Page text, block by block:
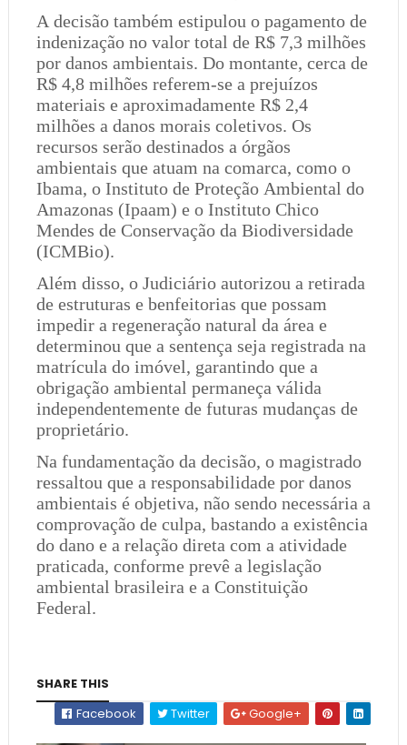
A decisão também estipulou o pagamento de
indenização no valor total de R$ 7,3 milhões
por danos ambientais. Do montante, cerca de
R$ 4,8 milhões referem-se a prejuízos
materiais e aproximadamente R$ 2,4
milhões a danos morais coletivos. Os
recursos serão destinados a órgãos
ambientais que atuam na comarca, como o
Ibama, o Instituto de Proteção Ambiental do
Amazonas (Ipaam) e o Instituto Chico
Mendes de Conservação da Biodiversidade
(ICMBio).
Além disso, o Judiciário autorizou a retirada
de estruturas e benfeitorias que possam
impedir a regeneração natural da área e
determinou que a sentença seja registrada na
matrícula do imóvel, garantindo que a
obrigação ambiental permaneça válida
independentemente de futuras mudanças de
proprietário.
Na fundamentação da decisão, o magistrado
ressaltou que a responsabilidade por danos
ambientais é objetiva, não sendo necessária a
comprovação de culpa, bastando a existência
do dano e a relação direta com a atividade
praticada, conforme prevê a legislação
ambiental brasileira e a Constituição
Federal.
SHARE THIS
Facebook
Twitter Google+